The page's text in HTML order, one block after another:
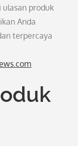
produk
Anda
terpercaya